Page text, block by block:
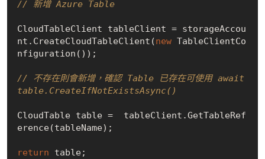
// 新增 Azure Table
CloudTableClient tableClient = storageAccou
nt.CreateCloudTableClient(new TableClientCo
nfiguration());
// 不存在則會新增，確認 Table 已存在可使用 await
table.CreateIfNotExistsAsync()
CloudTable table =  tableClient.GetTableRef
erence(tableName);
return table;